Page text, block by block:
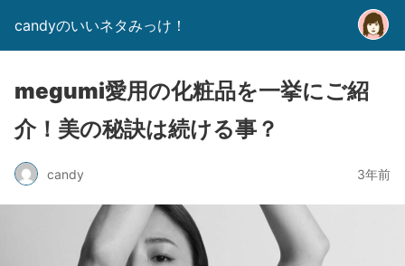
candyのいいネタみっけ！
megumi愛用の化粧品を一挙にご紹
介！美の秘訣は続ける事？
candy 3年前